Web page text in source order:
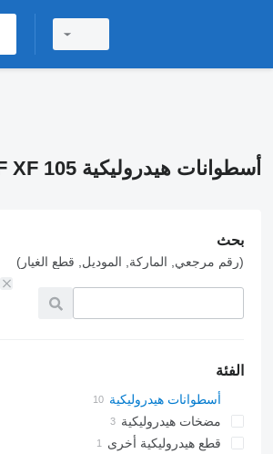
أسطوانات هيدروليكية DAF XF 105 لـ الشاحنات
بحث
(رقم مرجعي, الماركة, الموديل, قطع الغيار)
الفئة
أسطوانات هيدروليكية
مضخات هيدروليكية
قطع هيدروليكية أخرى